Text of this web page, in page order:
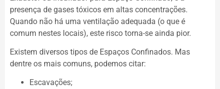
presença de gases tóxicos em altas concentrações.
Quando não há uma ventilação adequada (o que é
comum nestes locais), este risco torna-se ainda pior.
Existem diversos tipos de Espaços Confinados. Mas
dentre os mais comuns, podemos citar:
Escavações;